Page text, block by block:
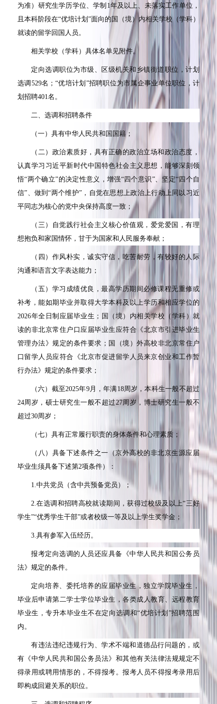
为准）研究生学历学位、学制1年及以上、未落实工作单位，
且本科阶段在“优培计划”面向的国（境）内相关学校（学科）
就读的留学回国人员。
相关学校（学科）具体名单见附件。
定向选调职位为市级、区级机关和乡镇街道职位，计划
选调529名；“优培计划”招聘职位为市属企事业单位职位，计
划招聘401名。
二、选调和招聘条件
（一）具有中华人民共和国国籍；
（二）政治素质好，具有正确的政治立场和政治态度，
认真学习习近平新时代中国特色社会主义思想，能够深刻领
悟“两个确立”的决定性意义，增强“四个意识”、坚定“四个自
信”、做到“两个维护”，自觉在思想上政治上行动上同以习近
平同志为核心的党中央保持高度一致；
（三）自觉践行社会主义核心价值观，爱党爱国，有理
想抱负和家国情怀，甘于为国家和人民服务奉献；
（四）作风朴实，诚实守信，吃苦耐劳，有较好的人际
沟通和语言文字表达能力；
（五）学习成绩优良，最高学历期间必修课程无重修或
补考，能如期毕业并取得大学本科及以上学历和相应学位的
2026年全日制应届毕业生；国（境）内相关学校（学科）就
读的非北京常住户口应届毕业生应符合《北京市引进毕业生
管理办法》规定的条件要求；国（境）外高校非北京常住户
口留学人员应符合《北京市促进留学人员来京创业和工作暂
行办法》规定的条件要求；
（六）截至2025年9月，年满18周岁，本科生一般不超过
24周岁，硕士研究生一般不超过27周岁，博士研究生一般不
超过30周岁；
（七）具有正常履行职责的身体条件和心理素质；
（八）具备下述条件之一（京外高校的非北京生源应届
毕业生须具备下述第2项条件）：
1.中共党员（含中共预备党员）；
2.在选调和招聘高校就读期间，获得过校级及以上“三好
学生”“优秀学生干部”或者校级一等及以上学生奖学金；
3.具有参军入伍经历。
报考定向选调的人员还应具备《中华人民共和国公务员
法》规定的条件。
定向培养、委托培养的应届毕业生，独立学院毕业生，
毕业后申请第二学士学位毕业生，各类成人教育、远程教育
毕业生，专升本毕业生不在定向选调和“优培计划”招聘范围
内。
有违法违纪违规行为、学术不端和道德品行问题的，或
有《中华人民共和国公务员法》和其他有关法律法规规定不
得录用或聘用情形的，不得报考。报考人员不得报考录用后
即构成回避关系的职位。